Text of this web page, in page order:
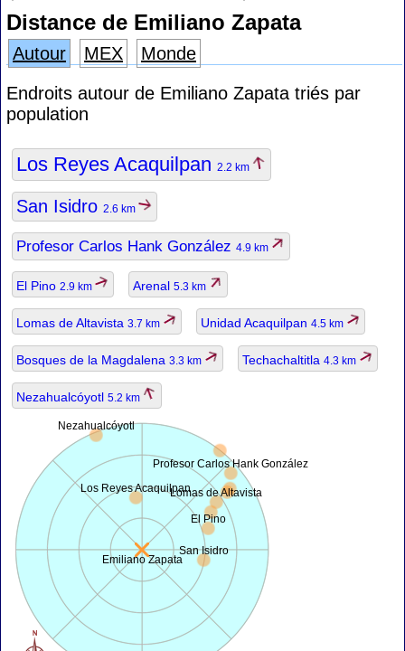
Distance de Emiliano Zapata
Autour MEX
Monde
Endroits autour de Emiliano Zapata triés par
population
Los Reyes Acaquilpan 2.2 km
San Isidro 2.6 km
Profesor Carlos Hank González 4.9 km
El Pino 2.9 km Arenal 5.3 km
Lomas de Altavista 3.7 km Unidad Acaquilpan 4.5 km
Bosques de la Magdalena 3.3 km Techachaltitla 4.3 km
Nezahualcóyotl 5.2 km
Emiliano Zapata
Los Reyes Acaquilpan
San Isidro
Profesor Carlos Hank González
El Pino
Lomas de Altavista
Nezahualcóyotl